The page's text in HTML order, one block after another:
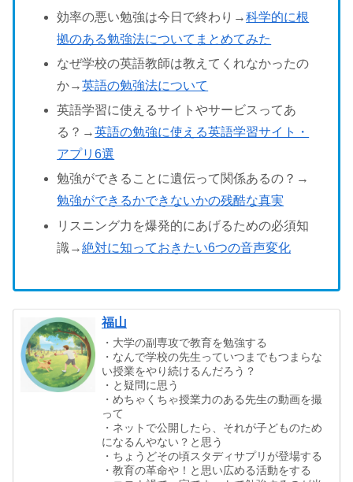
効率の悪い勉強は今日で終わり→科学的に根
拠のある勉強法についてまとめてみた
なぜ学校の英語教師は教えてくれなかったの
か→英語の勉強法について
英語学習に使えるサイトやサービスってあ
る？→英語の勉強に使える英語学習サイト・
アプリ6選
勉強ができることに遺伝って関係あるの？→
勉強ができるかできないかの残酷な真実
リスニング力を爆発的にあげるための必須知
識→絶対に知っておきたい6つの音声変化
福山
・大学の副専攻で教育を勉強する
・なんで学校の先生っていつまでもつまらな
い授業をやり続けるんだろう？
・と疑問に思う
・めちゃくちゃ授業力のある先生の動画を撮
って
・ネットで公開したら、それが子どものため
になるんやない？と思う
・ちょうどその頃スタディサプリが登場する
・教育の革命や！と思い広める活動をする